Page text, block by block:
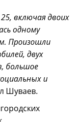
включая двоих
одному
Произошли
двух
большое
и
Шуваев.